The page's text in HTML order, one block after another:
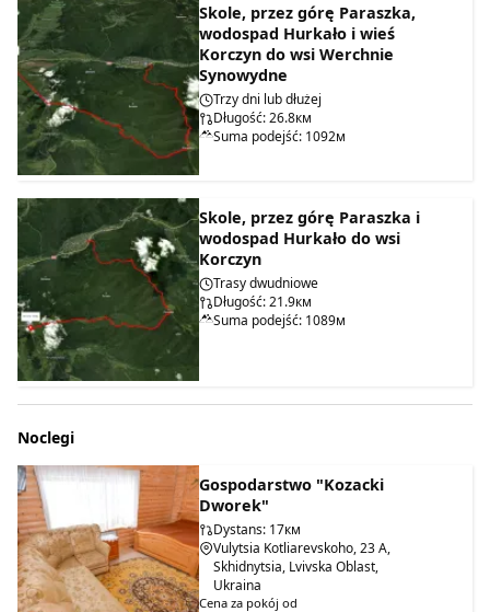
Skole, przez górę Paraszka,
wodospad Hurkało i wieś
Korczyn do wsi Werchnie
Synowydne
Trzy dni lub dłużej
Długość: 26.8км
Suma podejść: 1092м
Skole, przez górę Paraszka i
wodospad Hurkało do wsi
Korczyn
Trasy dwudniowe
Długość: 21.9км
Suma podejść: 1089м
Noclegi
Gospodarstwo "Kozacki
Dworek"
Dystans: 17км
Vulytsia Kotliarevskoho, 23 A,
Skhidnytsia, Lvivska Oblast,
Ukraina
Cena za pokój od